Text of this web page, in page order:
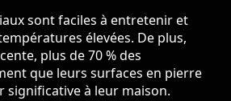
sont faciles à entretenir et
élevées. De plus,
plus de 70 % des
que leurs surfaces en pierre
significative à leur maison.